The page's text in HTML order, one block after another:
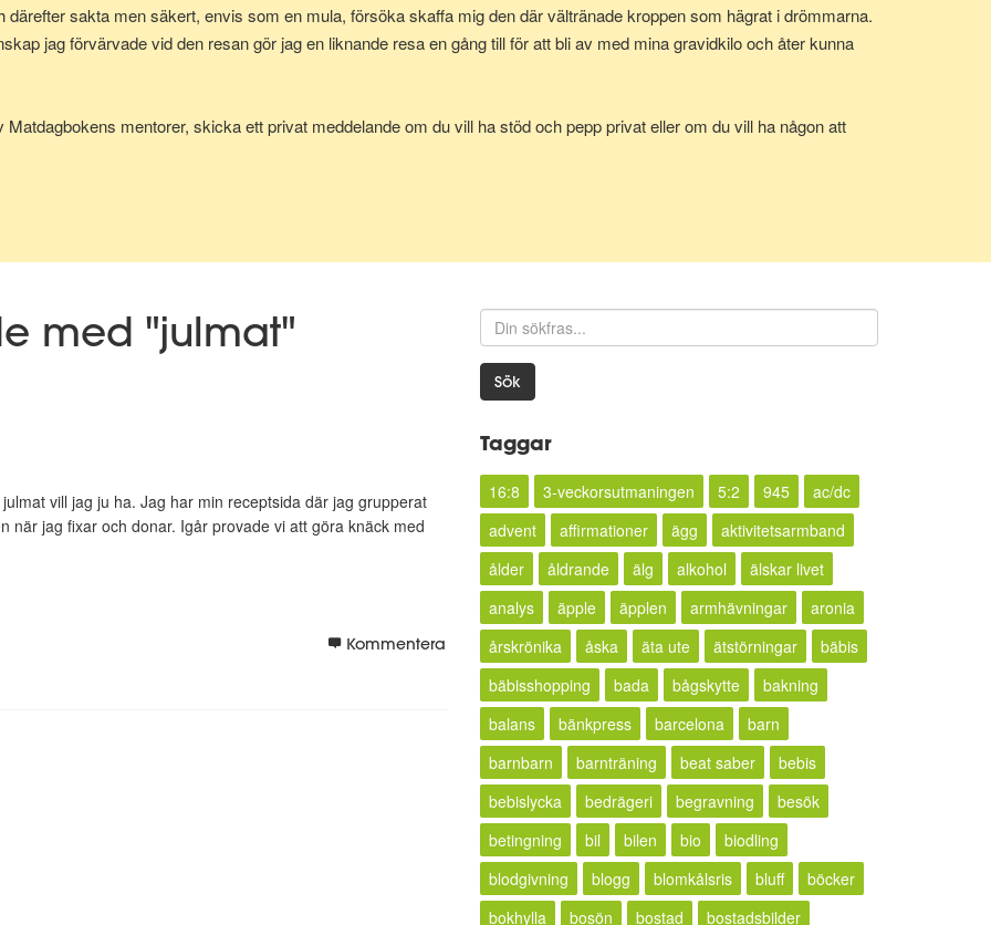
därefter sakta men säkert, envis som en mula, försöka skaffa mig den där vältränade kroppen som hägrat i drömmarna.
jag förvärvade vid den resan gör jag en liknande resa en gång till för att bli av med mina gravidkilo och åter kunna
Matdagbokens mentorer, skicka ett privat meddelande om du vill ha stöd och pepp privat eller om du vill ha någon att
med "julmat"
vill jag ju ha. Jag har min receptsida där jag grupperat
när jag fixar och donar. Igår provade vi att göra knäck med
Kommentera
Sök
Taggar
16:8 3-veckorsutmaningen 5:2 945
ac/dc
advent
affirmationer ägg
aktivitetsarmband
ålder
åldrande älg alkohol
älskar livet
analys
äpple äpplen armhävningar
aronia
årskrönika
åska äta ute ätstörningar
bäbis
bäbisshopping
bada bågskytte
bakning
balans
bänkpress barcelona
barn
barnbarn
barnträning beat saber
bebis
bebislycka
bedrägeri begravning
besök
betingning
bil bilen bio
biodling
blodgivning
blogg blomkålsris bluff
böcker
bokhylla
bosön bostad bostadsbilder